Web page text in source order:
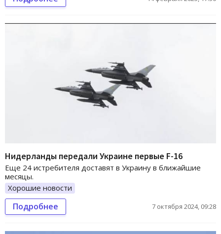
Нидерланды передали Украине первые F-16
Еще 24 истребителя доставят в Украину в ближайшие
месяцы.
Хорошие новости
Подробнее 7 октября 2024, 09:28